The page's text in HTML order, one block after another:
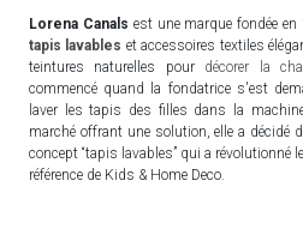
Lorena Canals est une marque fondée
tapis lavables et accessoires textiles
teintures naturelles pour décorer la
commencé quand la fondatrice s'est
laver les tapis des filles dans la
marché offrant une solution, elle a décidé
concept “tapis lavables” qui a révolutionné
référence de Kids & Home Deco.